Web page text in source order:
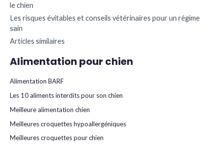
le chien
Les risques évitables et conseils vétérinaires pour un régime
sain
Articles similaires
Alimentation pour chien
Alimentation BARF
Les 10 aliments interdits pour son chien
Meilleure alimentation chien
Meilleures croquettes hypoallergéniques
Meilleures croquettes pour chien